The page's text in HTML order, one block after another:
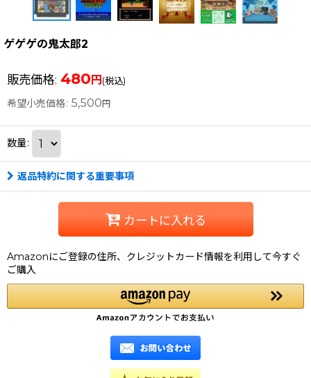
ゲゲゲの鬼太郎2
販売価格: 480 円 (税込)
希望小売価格: 5,500 円
数量:
返品特約に関する重要事項
カートに入れる
Amazonにご登録の住所、クレジットカード情報を利用して今すぐ
ご購入